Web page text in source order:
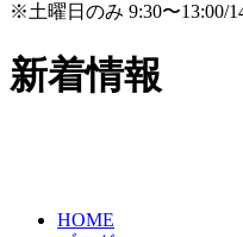
※土曜日のみ 9:30〜13:00/
新着情報
HOME